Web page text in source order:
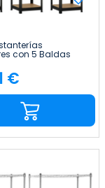
con 5 Baldas
Home
€